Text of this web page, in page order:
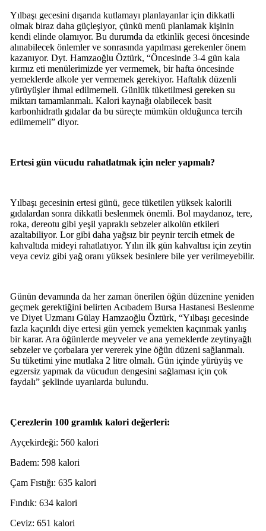
Yılbaşı gecesini dışarıda kutlamayı planlayanlar için dikkatli
olmak biraz daha güçleşiyor, çünkü menü planlamak kişinin
kendi elinde olamıyor. Bu durumda da etkinlik gecesi öncesinde
alınabilecek önlemler ve sonrasında yapılması gerekenler önem
kazanıyor. Dyt. Hamzaoğlu Öztürk, “Öncesinde 3-4 gün kala
kırmız eti menülerimizde yer vermemek, bir hafta öncesinde
yemeklerde alkole yer vermemek gerekiyor. Haftalık düzenli
yürüyüşler ihmal edilmemeli. Günlük tüketilmesi gereken su
miktarı tamamlanmalı. Kalori kaynağı olabilecek basit
karbonhidratlı gıdalar da bu süreçte mümkün olduğunca tercih
edilmemeli” diyor.
Ertesi gün vücudu rahatlatmak için neler yapmalı?
Yılbaşı gecesinin ertesi günü, gece tüketilen yüksek kalorili
gıdalardan sonra dikkatli beslenmek önemli. Bol maydanoz, tere,
roka, dereotu gibi yeşil yapraklı sebzeler alkolün etkileri
azaltabiliyor. Lor gibi daha yağsız bir peynir tercih etmek de
kahvaltıda mideyi rahatlatıyor. Yılın ilk gün kahvaltısı için zeytin
veya ceviz gibi yağ oranı yüksek besinlere bile yer verilmeyebilir.
Günün devamında da her zaman önerilen öğün düzenine yeniden
geçmek gerektiğini belirten Acıbadem Bursa Hastanesi Beslenme
ve Diyet Uzmanı Gülay Hamzaoğlu Öztürk, “Yılbaşı gecesinde
fazla kaçırıldı diye ertesi gün yemek yemekten kaçınmak yanlış
bir karar. Ara öğünlerde meyveler ve ana yemeklerde zeytinyağlı
sebzeler ve çorbalara yer vererek yine öğün düzeni sağlanmalı.
Su tüketimi yine mutlaka 2 litre olmalı. Gün içinde yürüyüş ve
egzersiz yapmak da vücudun dengesini sağlaması için çok
faydalı” şeklinde uyarılarda bulundu.
Çerezlerin 100 gramlık kalori değerleri:
Ayçekirdeği: 560 kalori
Badem: 598 kalori
Çam Fıstığı: 635 kalori
Fındık: 634 kalori
Ceviz: 651 kalori